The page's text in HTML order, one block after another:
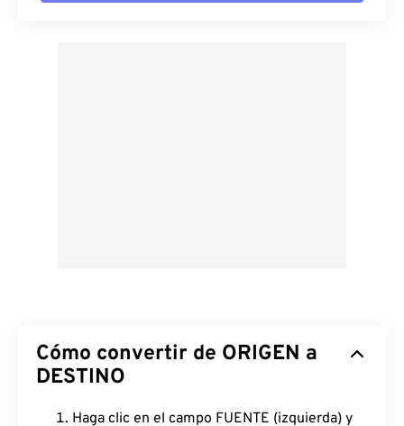
Cómo convertir de ORIGEN a
DESTINO
Haga clic en el campo FUENTE (izquierda) y